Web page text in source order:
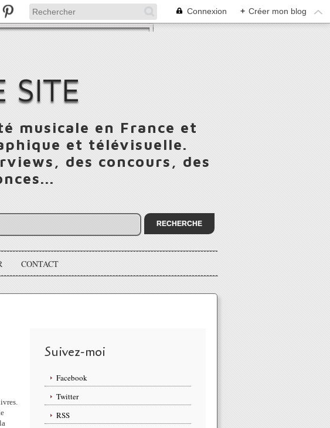
Connexion + Créer mon blog
SITE
musicale en France et
et télévisuelle.
des concours, des
CONTACT
Suivez-moi
Facebook
Twitter
RSS